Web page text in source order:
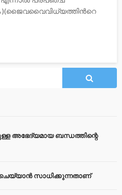
)(ജൈവവൈവിധ്യത്തിന്‍റെ
അഭേദ്യമായ ബന്ധത്തിന്റെ
സാധിക്കുന്നതാണ്